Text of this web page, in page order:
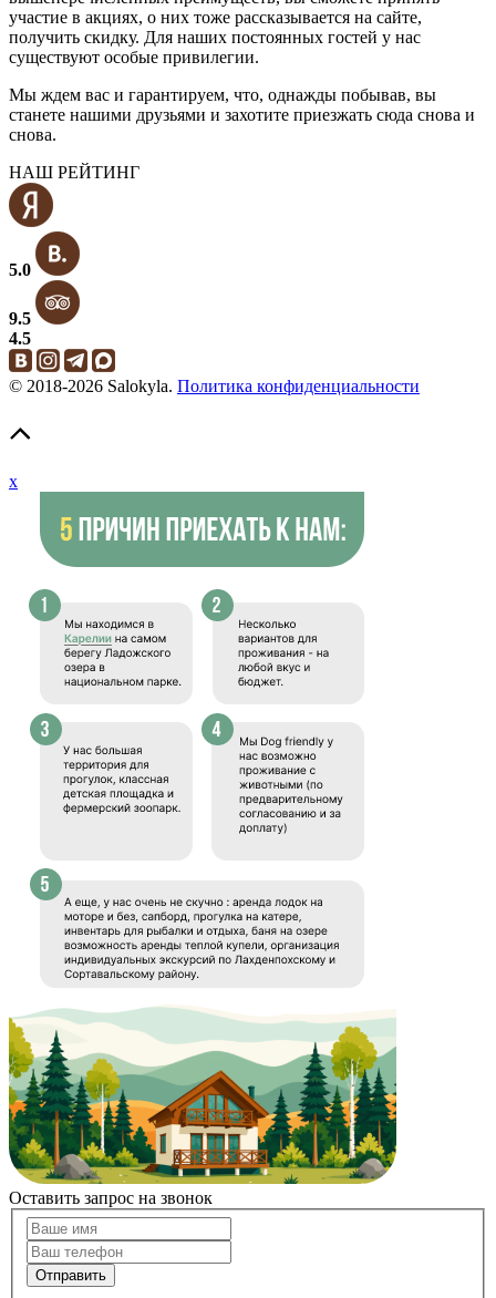
участие в акциях, о них тоже рассказывается на сайте,
получить скидку. Для наших постоянных гостей у нас
существуют особые привилегии.
Мы ждем вас и гарантируем, что, однажды побывав, вы
станете нашими друзьями и захотите приезжать сюда снова и
снова.
НАШ РЕЙТИНГ
5.0
9.5
4.5
© 2018-2026 Salokyla. Политика конфиденциальности
x
Оставить запрос на звонок